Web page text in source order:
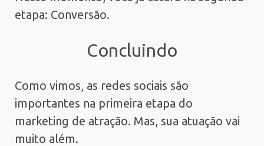
etapa: Conversão.
Concluindo
Como vimos, as redes sociais são
importantes na primeira etapa do
marketing de atração. Mas, sua atuação vai
muito além.